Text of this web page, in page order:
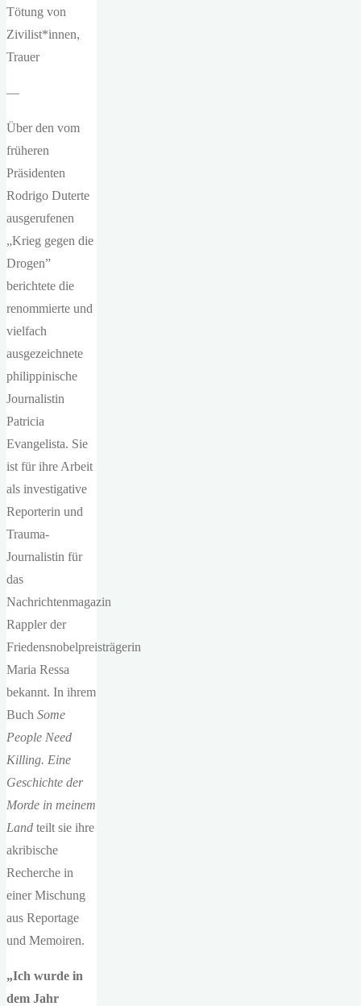
Tötung von
Zivilist*innen,
Trauer
—
Über den vom
früheren
Präsidenten
Rodrigo Duterte
ausgerufenen
„Krieg gegen die
Drogen”
berichtete die
renommierte und
vielfach
ausgezeichnete
philippinische
Journalistin
Patricia
Evangelista. Sie
ist für ihre Arbeit
als investigative
Reporterin und
Trauma-
Journalistin für
das
Nachrichtenmagazin
Rappler der
Friedensnobelpreisträgerin
Maria Ressa
bekannt. In ihrem
Buch Some
People Need
Killing. Eine
Geschichte der
Morde in meinem
Land teilt sie ihre
akribische
Recherche in
einer Mischung
aus Reportage
und Memoiren.
„Ich wurde in
dem Jahr